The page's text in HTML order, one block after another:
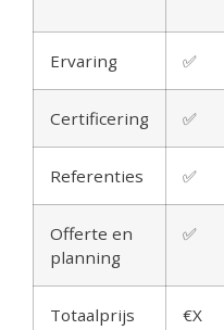
Ervaring ✅
Certificering ✅
Referenties ✅
Offerte en
planning
✅
Totaalprijs €X